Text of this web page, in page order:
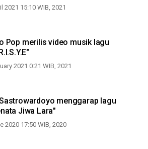
2021 15:10 WIB, 2021
Pop merilis video musik lagu
2021 0:21 WIB, 2021
menggarap lagu
Jiwa Lara"
2020 17:50 WIB, 2020